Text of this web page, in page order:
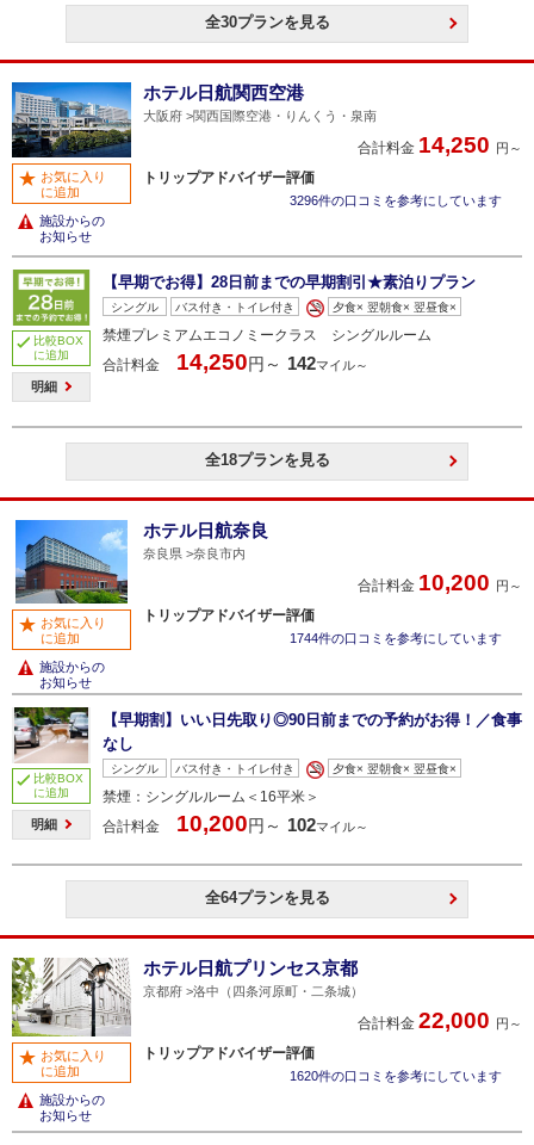
全30プランを見る
ホテル日航関西空港
大阪府 関西国際空港・りんくう・泉南
合計料金 14,250 円～
トリップアドバイザー評価
3296件の口コミを参考にしています
お気に入り
に追加
施設からの
お知らせ
比較BOX
に追加
明細
【早期でお得】28日前までの早期割引★素泊りプラン
シングル バス付き・トイレ付き 夕食× 翌朝食× 翌昼食×
禁煙プレミアムエコノミークラス シングルルーム
合計料金
14,250円～ 142マイル～
全18プランを見る
ホテル日航奈良
奈良県 奈良市内
合計料金 10,200 円～
トリップアドバイザー評価
1744件の口コミを参考にしています
お気に入り
に追加
施設からの
お知らせ
比較BOX
に追加
明細
【早期割】いい日先取り◎90日前までの予約がお得！／食事
なし
シングル バス付き・トイレ付き 夕食× 翌朝食× 翌昼食×
禁煙：シングルルーム＜16平米＞
合計料金
10,200円～ 102マイル～
全64プランを見る
ホテル日航プリンセス京都
京都府 洛中（四条河原町・二条城）
合計料金 22,000 円～
トリップアドバイザー評価
1620件の口コミを参考にしています
お気に入り
に追加
施設からの
お知らせ